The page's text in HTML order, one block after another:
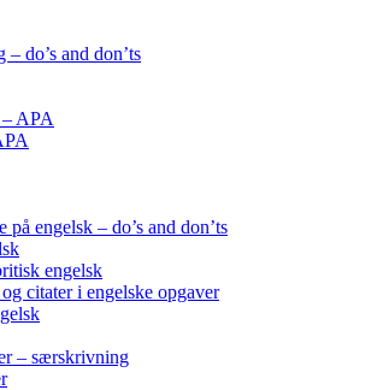
do’s and don’ts
APA
på engelsk – do’s and don’ts
engelsk
citater i engelske opgaver
– særskrivning